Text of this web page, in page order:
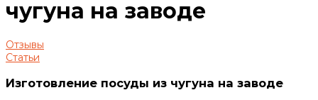
чугуна на заводе
Отзывы
Статьи
Изготовление посуды из чугуна на заводе